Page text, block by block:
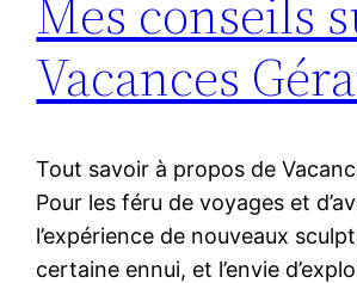
Mes conseils
Vacances
Tout savoir à propos de
Pour les féru de voyages et
l’expérience de nouveaux
certaine ennui, et l’envie